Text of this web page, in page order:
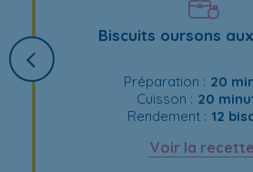
Biscuits oursons
Préparation : 20
Cuisson : 20
Rendement : 12
Voir la recette